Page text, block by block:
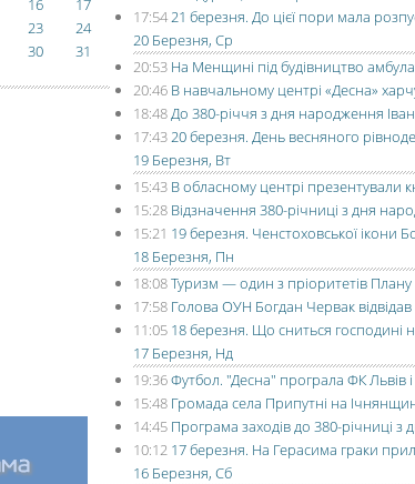
17:5421 березня. До цієї пори мала
20 Березня, Ср
20:53 На Менщині під будівництво
20:46 В навчальному центрі «Десна»
18:48До 380-річчя з дня народження
17:4320 березня. День весняного
19 Березня, Вт
15:43 В обласному центрі презентували
15:28 Відзначення 380-річниці з дня
15:21 19 березня. Ченстоховської ікони
18 Березня, Пн
18:08Туризм — один з пріоритетів
17:58 Голова ОУН Богдан Червак відвідав
11:05 18 березня. Що сниться господині
17 Березня, Нд
19:36Футбол. "Десна" програла ФК Львів
15:48 Громада села Припутні на
14:45 Програма заходів до 380-річниці
10:12 17 березня. На Герасима граки
16 Березня, Сб
16
17
23
24
30 31